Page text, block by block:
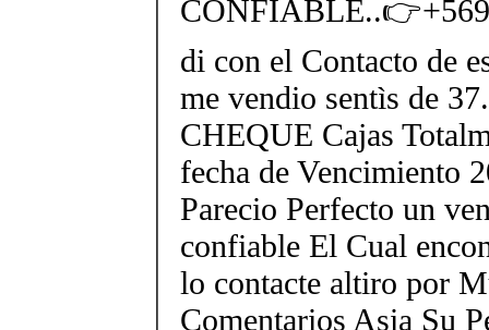
di con el Contacto de
me vendio sentìs de
CHEQUE Cajas
fecha de Vencimiento
Parecio Perfecto un
confiable El Cual
lo contacte altiro por
Comentarios Asia Su